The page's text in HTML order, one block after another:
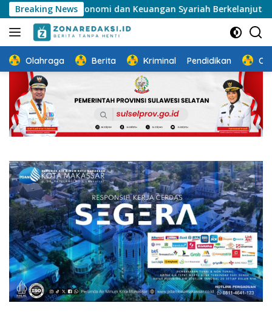
Langsung
ke
konten
Breaking News
Ekonomi dan Keuangan Syariah Berkelanjutan
Olahraga Berita Kriminal Pendidikan